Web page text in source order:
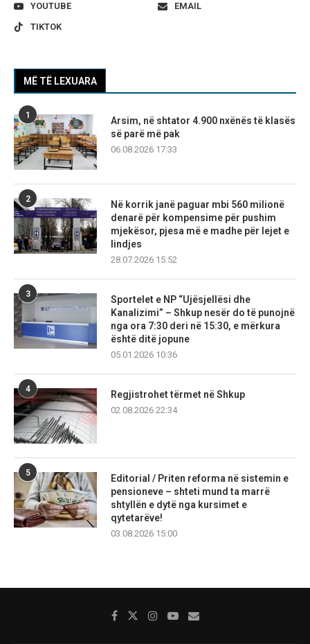
YOUTUBE
EMAIL
TIKTOK
MË TË LEXUARA
1
Arsim, në shtator 4.900 nxënës të klasës
së parë më pak
06.08.2026 17:33
2
Në korrik janë paguar mbi 560 milionë
denarë për kompensime për pushim
mjekësor, pjesa më e madhe për lejet e
lindjes
28.07.2026 15:52
3
Sportelet e NP “Ujësjellësi dhe
Kanalizimi” – Shkup nesër do të punojnë
nga ora 7:30 deri në 15:30, e mërkura
është ditë jopune
05.01.2026 10:36
4
Regjistrohet tërmet në Shkup
02.08.2026 22:34
5
Editorial / Priten reforma në sistemin e
pensioneve – shteti mund ta marrë
shtyllën e dytë nga kursimet e
qytetarëve!
03.08.2026 15:00